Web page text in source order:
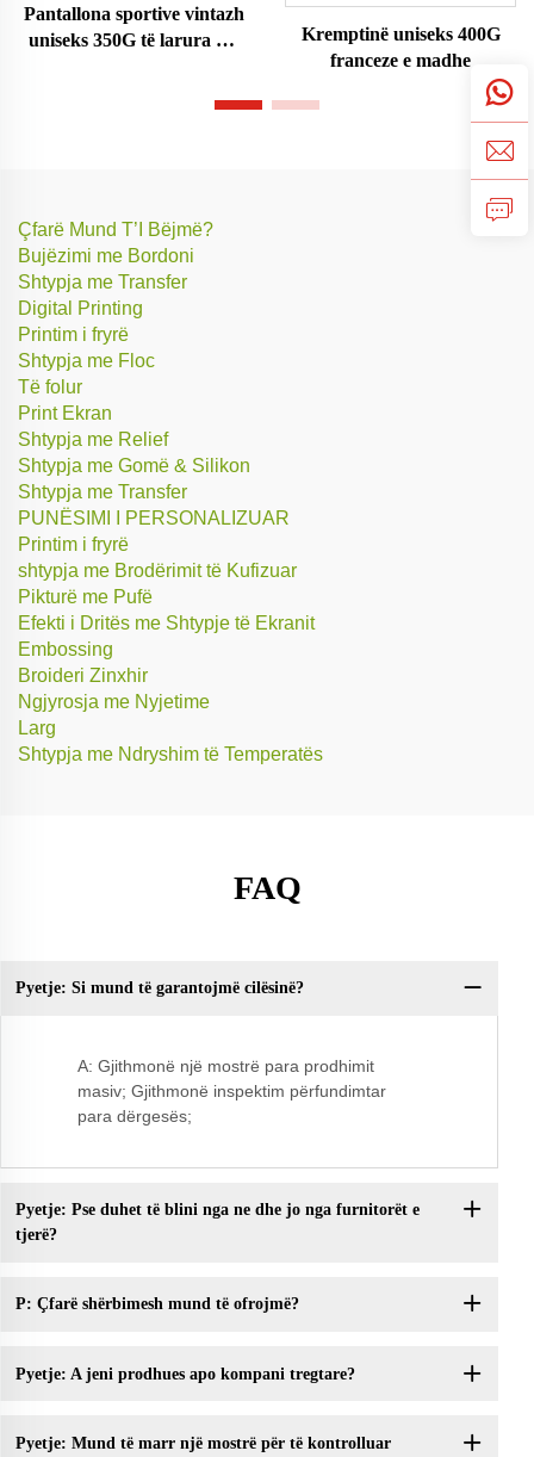
Pantallona sportive vintazh
uniseks 350G të larura me
Kremptinë uniseks 400G
franceze e madhe
Çfarë Mund T’I Bëjmë?
Bujëzimi me Bordoni
Shtypja me Transfer
Digital Printing
Printim i fryrë
Shtypja me Floc
Të folur
Print Ekran
Shtypja me Relief
Shtypja me Gomë & Silikon
Shtypja me Transfer
PUNËSIMI I PERSONALIZUAR
Printim i fryrë
shtypja me Brodërimit të Kufizuar
Pikturë me Pufë
Efekti i Dritës me Shtypje të Ekranit
Embossing
Broideri Zinxhir
Ngjyrosja me Nyjetime
Larg
Shtypja me Ndryshim të Temperatës
FAQ
Pyetje: Si mund të garantojmë cilësinë?
A: Gjithmonë një mostrë para prodhimit
masiv; Gjithmonë inspektim përfundimtar
para dërgesës;
Pyetje: Pse duhet të blini nga ne dhe jo nga furnitorët e
tjerë?
P: Çfarë shërbimesh mund të ofrojmë?
Pyetje: A jeni prodhues apo kompani tregtare?
Pyetje: Mund të marr një mostrë për të kontrolluar